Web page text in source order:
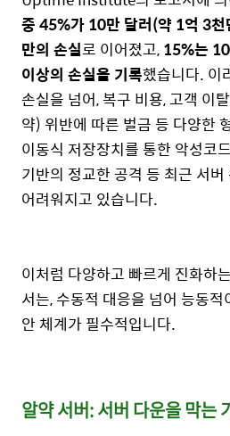
중 45%가 10만 달러(약 1억 3
만의 손실로 이어졌고,15%는
이상의 손실을 기록했습니다. 이
손실을 넘어, 복구 비용, 고객 이
약) 위반에 따른 벌금 등 다양한
이동식 저장장치를 통한 악성코
기반의 정교한 공격 등 최근 서
어려워지고 있습니다.
이처럼 다양하고 빠르게 진화하
서는, 수동적 대응을 넘어 능동
안 체계가 필수적입니다.
알약 서버: 서버 다운을 막는